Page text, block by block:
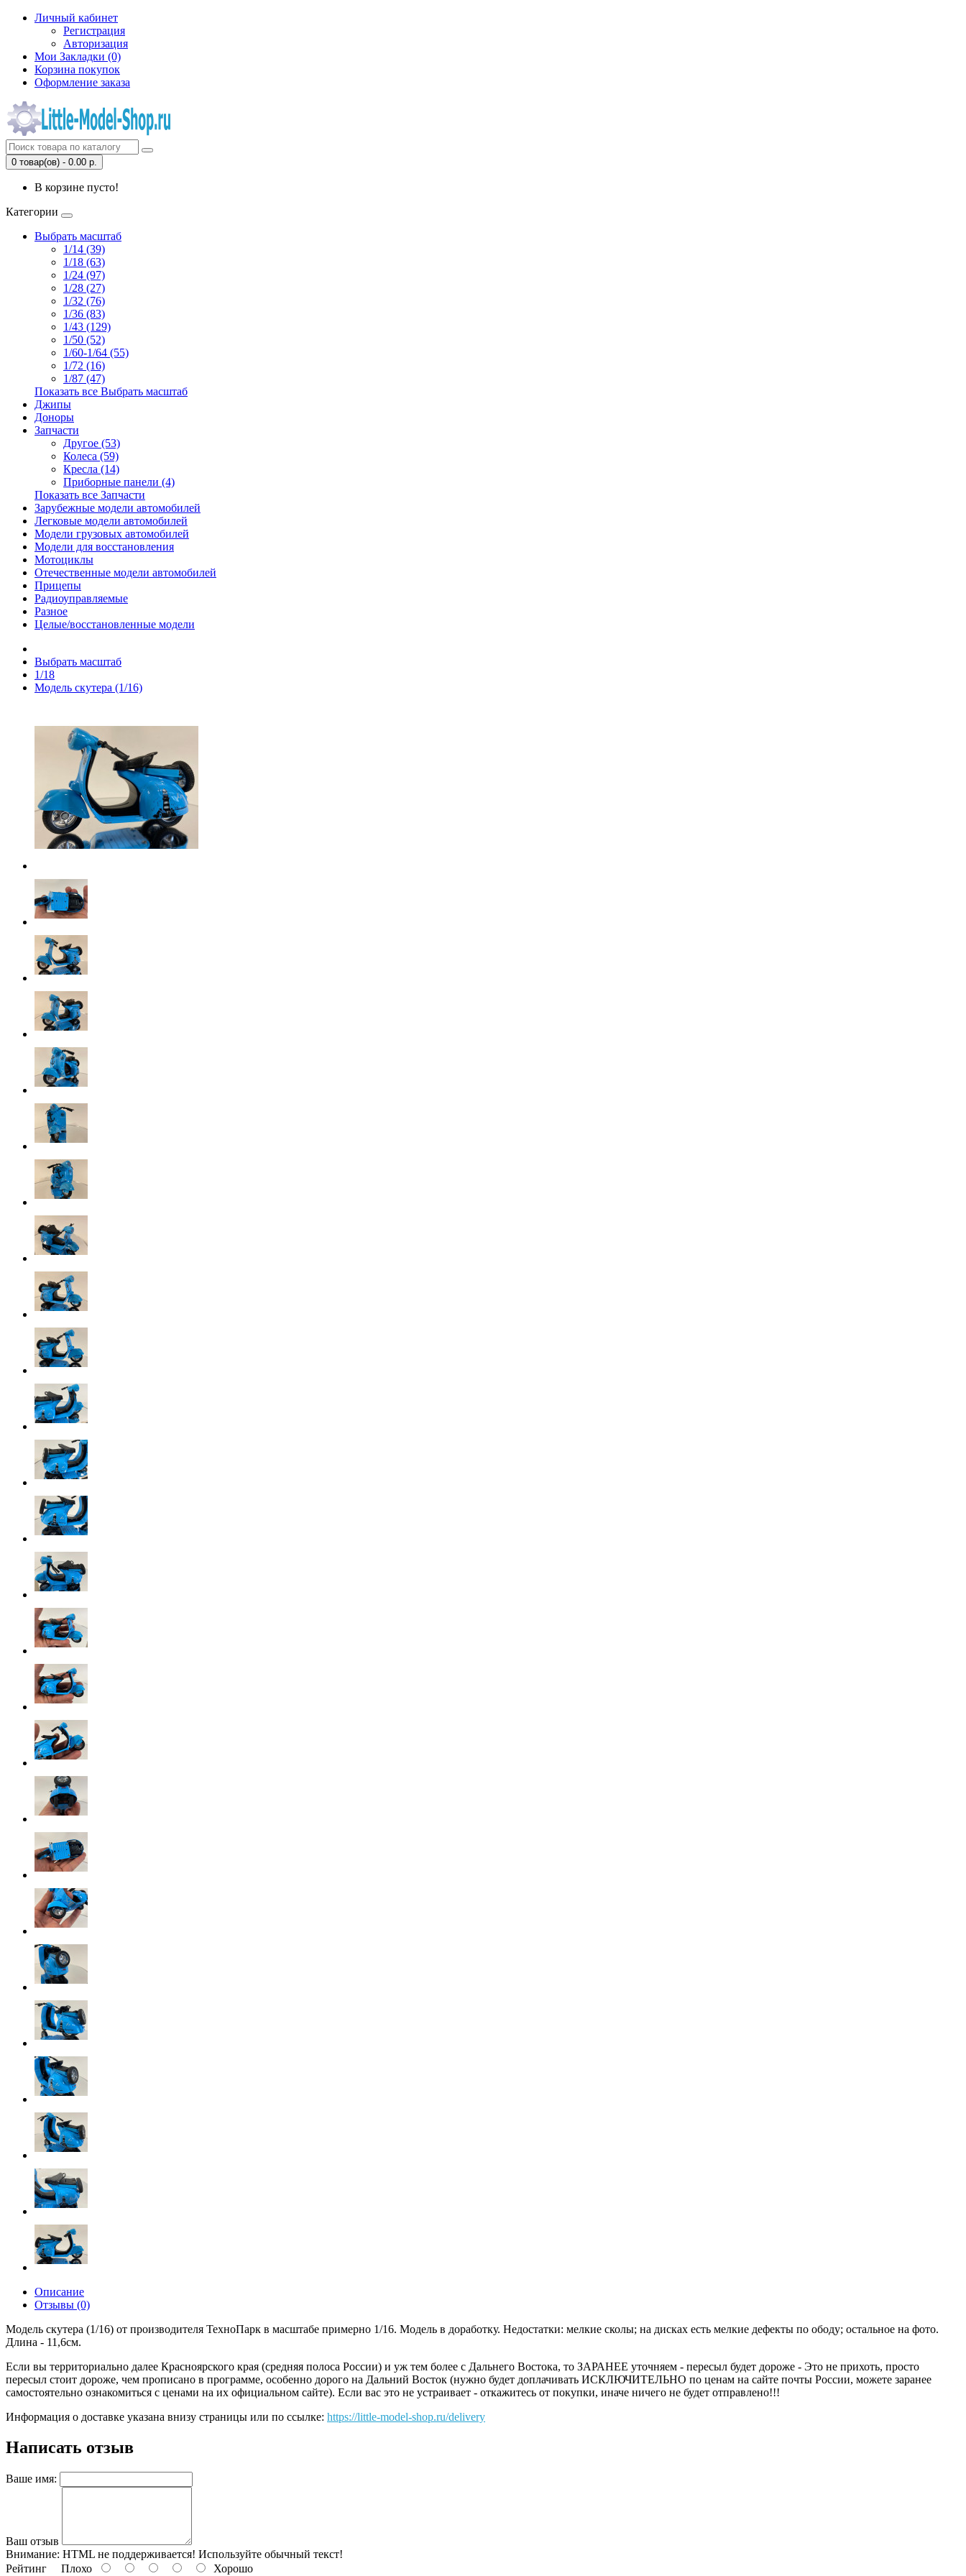
Личный кабинет
Регистрация
Авторизация
Мои Закладки (0)
Корзина покупок
Оформление заказа
0 товар(ов) - 0.00 р.
В корзине пусто!
Категории
Выбрать масштаб
1/14 (39)
1/18 (63)
1/24 (97)
1/28 (27)
1/32 (76)
1/36 (83)
1/43 (129)
1/50 (52)
1/60-1/64 (55)
1/72 (16)
1/87 (47)
Показать все Выбрать масштаб
Джипы
Доноры
Запчасти
Другое (53)
Колеса (59)
Кресла (14)
Приборные панели (4)
Показать все Запчасти
Зарубежные модели автомобилей
Легковые модели автомобилей
Модели грузовых автомобилей
Модели для восстановления
Мотоциклы
Отечественные модели автомобилей
Прицепы
Радиоуправляемые
Разное
Целые/восстановленные модели
Выбрать масштаб
1/18
Модель скутера (1/16)
Описание
Отзывы (0)
Модель скутера (1/16) от производителя ТехноПарк в масштабе примерно 1/16. Модель в доработку. Недостатки: мелкие сколы; на дисках есть мелкие дефекты по ободу; остальное на фото.
Длина - 11,6см.
Если вы территориально далее Красноярского края (средняя полоса России) и уж тем более с Дальнего Востока, то ЗАРАНЕЕ уточняем - пересыл будет дороже - Это не прихоть, просто
пересыл стоит дороже, чем прописано в программе, особенно дорого на Дальний Восток (нужно будет доплачивать ИСКЛЮЧИТЕЛЬНО по ценам на сайте почты России, можете заранее
самостоятельно ознакомиться с ценами на их официальном сайте). Если вас это не устраивает - откажитесь от покупки, иначе ничего не будет отправлено!!!
Информация о доставке указана внизу страницы или по ссылке: https://little-model-shop.ru/delivery
Написать отзыв
Ваше имя:
Ваш отзыв
Внимание: HTML не поддерживается! Используйте обычный текст!
Рейтинг Плохо
Хорошо